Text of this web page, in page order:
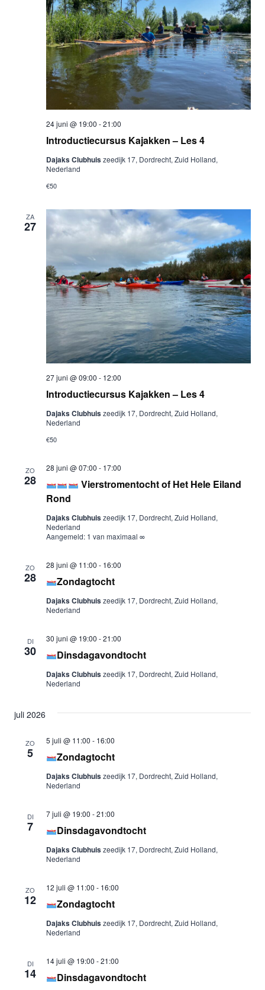
Introductiecursus Kajakken – Les 4
24 juni @ 19:00 -21:00
Dajaks Clubhuiszeedijk 17, Dordrecht, Zuid Holland,
Nederland
€50
ZA
27
Introductiecursus Kajakken – Les 4
27 juni @ 09:00 - 12:00
Dajaks Clubhuiszeedijk 17, Dordrecht, Zuid Holland,
Nederland
€50
ZO
28
Vierstromentocht of Het Hele Eiland
Rond
28 juni @ 07:00 - 17:00
Dajaks Clubhuiszeedijk 17, Dordrecht, Zuid Holland,
Nederland
Aangemeld: 1 van maximaal ∞
ZO
28 Zondagtocht
28 juni @ 11:00 - 16:00
Dajaks Clubhuiszeedijk 17, Dordrecht, Zuid Holland,
Nederland
DI
30 Dinsdagavondtocht
30 juni @ 19:00 -21:00
Dajaks Clubhuiszeedijk 17, Dordrecht, Zuid Holland,
Nederland
juli 2026
ZO
5 Zondagtocht
5 juli @ 11:00 - 16:00
Dajaks Clubhuiszeedijk 17, Dordrecht, Zuid Holland,
Nederland
DI
7 Dinsdagavondtocht
7 juli @ 19:00 -21:00
Dajaks Clubhuiszeedijk 17, Dordrecht, Zuid Holland,
Nederland
ZO
12 Zondagtocht
12 juli @ 11:00 - 16:00
Dajaks Clubhuiszeedijk 17, Dordrecht, Zuid Holland,
Nederland
DI
14 Dinsdagavondtocht
14 juli @ 19:00 -21:00